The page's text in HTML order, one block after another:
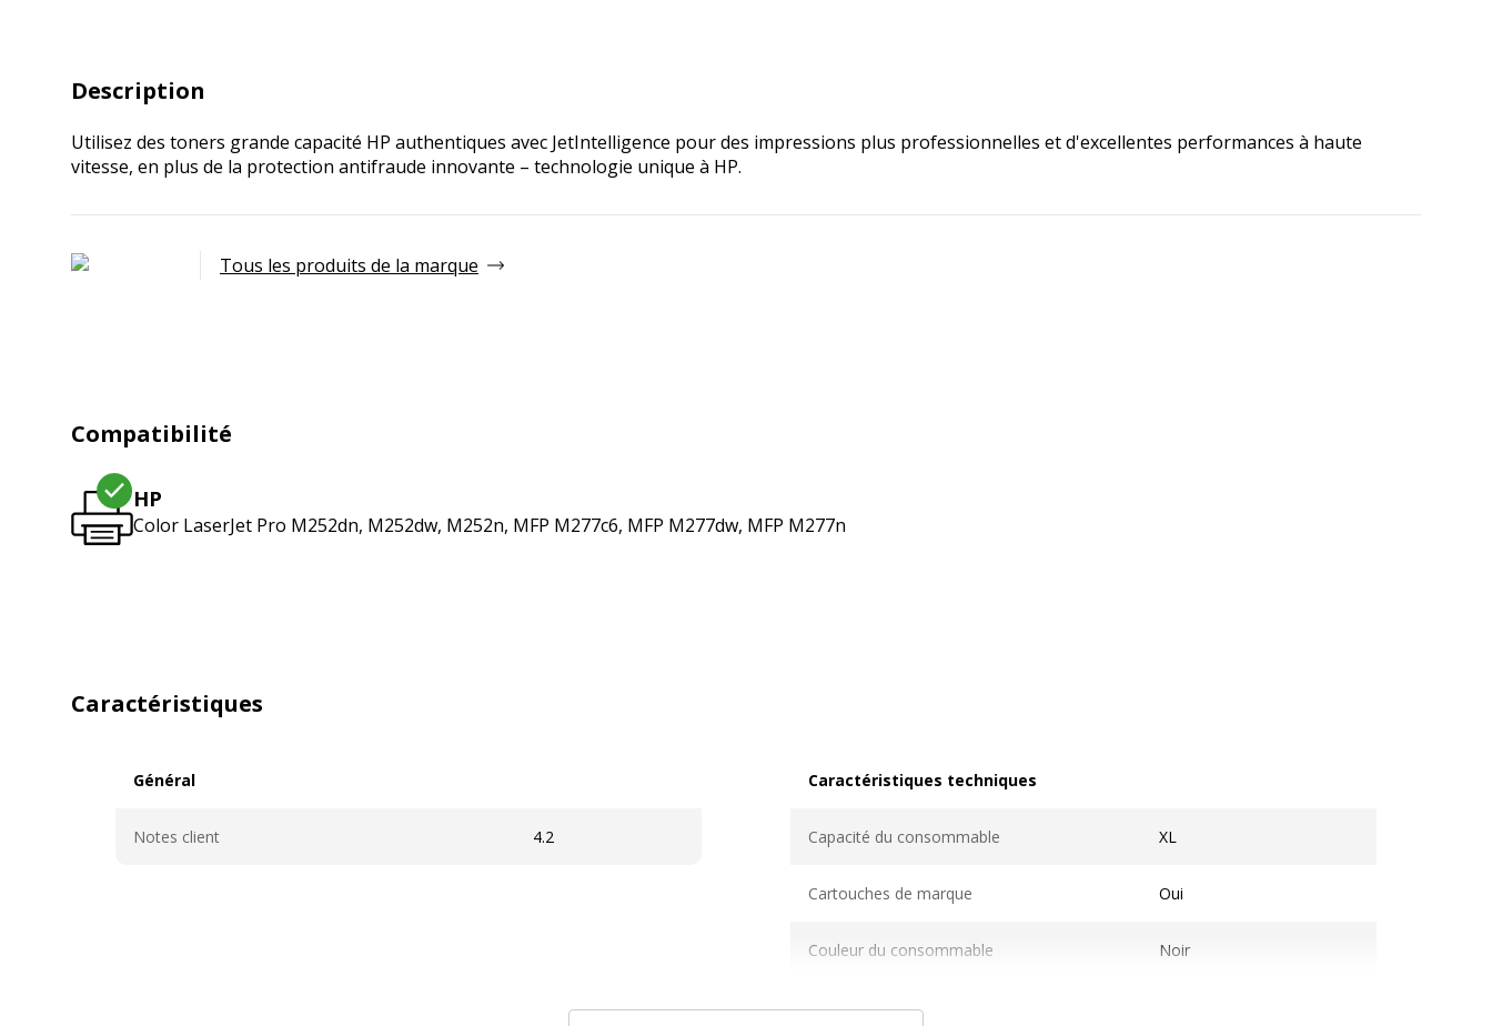
Description
Utilisez des toners grande capacité HP authentiques avec JetIntelligence pour des impressions plus professionnelles et d'excellentes performances à haute
vitesse, en plus de la protection antifraude innovante – technologie unique à HP.
Tous les produits de la marque
Compatibilité
HP
Color LaserJet Pro M252dn, M252dw, M252n, MFP M277c6, MFP M277dw, MFP M277n
Caractéristiques
Général
Notes client 4.2
Caractéristiques techniques
Capacité du consommable XL
Cartouches de marque Oui
Couleur du consommable Noir
Couverture du cycle d'utilisation